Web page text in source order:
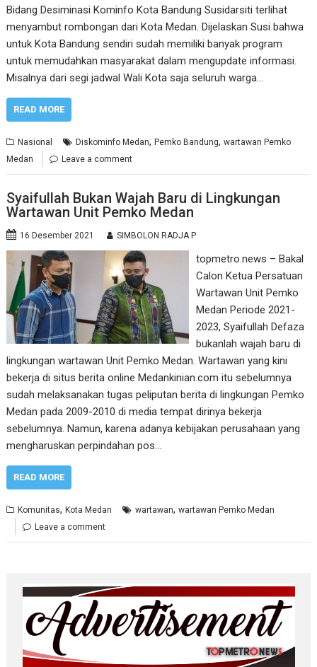
Bidang Desiminasi Kominfo Kota Bandung Susidarsiti terlihat
menyambut rombongan dari Kota Medan. Dijelaskan Susi bahwa
untuk Kota Bandung sendiri sudah memiliki banyak program
untuk memudahkan masyarakat dalam mengupdate informasi.
Misalnya dari segi jadwal Wali Kota saja seluruh warga…
READ MORE
Nasional Diskominfo Medan,Pemko Bandung,wartawan Pemko
Medan
Leave a comment
Syaifullah Bukan Wajah Baru di Lingkungan
Wartawan Unit Pemko Medan
16 Desember 2021 SIMBOLON RADJA P
topmetro.news – Bakal
Calon Ketua Persatuan
Wartawan Unit Pemko
Medan Periode 2021-
2023, Syaifullah Defaza
bukanlah wajah baru di
lingkungan wartawan Unit Pemko Medan. Wartawan yang kini
bekerja di situs berita online Medankinian.com itu sebelumnya
sudah melaksanakan tugas peliputan berita di lingkungan Pemko
Medan pada 2009-2010 di media tempat dirinya bekerja
sebelumnya. Namun, karena adanya kebijakan perusahaan yang
mengharuskan perpindahan pos…
READ MORE
Komunitas,Kota Medan wartawan,wartawan Pemko Medan
Leave a comment